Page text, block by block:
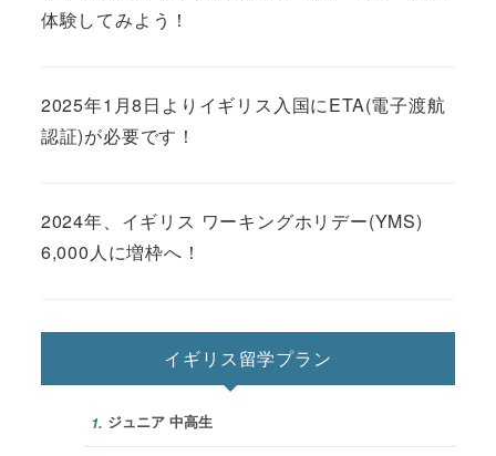
体験してみよう！
2025年1月8日よりイギリス入国にETA(電子渡航
認証)が必要です！
2024年、イギリス ワーキングホリデー(YMS)
6,000人に増枠へ！
イギリス留学プラン
1. ジュニア 中高生